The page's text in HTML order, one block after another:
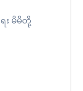
း မိမိတို့